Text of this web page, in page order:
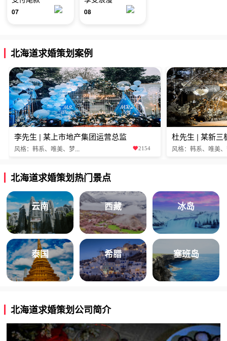
07 08
北海道求婚策划案例
李先生 | 某上市地产集团运营总监
风格：韩系、唯美、梦... 2154
杜先生 | 某新三
风格：韩系、唯美
北海道求婚策划热门景点
云南 西藏 冰岛
泰国 希腊 塞班岛
北海道求婚策划公司简介